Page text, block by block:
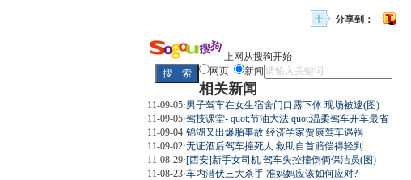
分享到：
上网从搜狗开始
网页
新闻
相关新闻
11-09-05·男子驾车在女生宿舍门口露下体 现场被逮(图)
11-09-05·驾技课堂- quot;节油大法 quot;温柔驾车开车最省
11-09-04·锦湖又出爆胎事故 经济学家贾康驾车遇祸
11-09-02·无证酒后驾车撞死人 救助自首赔偿得轻判
11-08-29·[西安]新手女司机 驾车失控撞倒俩保洁员(图)
11-08-23·车内潜伏三大杀手 准妈妈应该如何应对?